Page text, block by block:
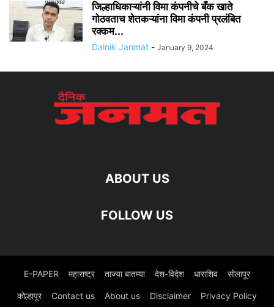
जिल्हाधिकाऱ्यांनी विमा कंपनीचे बँक खाते
गोठवताच शेतकऱ्यांना विमा कंपनी प्रलंबित
रक्कम...
Dainik Janmat - January 9, 2024
ABOUT US
FOLLOW US
E-PAPER महाराष्ट्र ताज्या बातम्या देश-विदेश धाराशिव सोलापूर
कोल्हापूर Contact us About us Disclaimer Privacy Policy